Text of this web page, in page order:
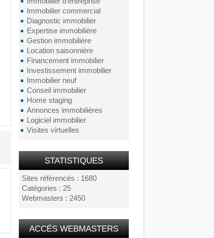
Immobilier commercial
Diagnostic immobilier
Expertise immobilière
Gestion immobilière
Location saisonnière
Financement immobilier
Investissement immobilier
Immobilier neuf
Conseil immobilier
Home staging
Annonces immobilières
Logiciel immobilier
Visites virtuelles
STATISTIQUES
Sites référencés : 1680
Catégories : 25
Webmasters : 2450
ACCÉS WEBMASTERS